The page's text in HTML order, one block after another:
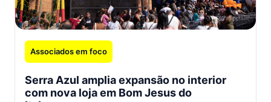
Associados em foco
Serra Azul amplia expansão no interior
com nova loja em Bom Jesus do